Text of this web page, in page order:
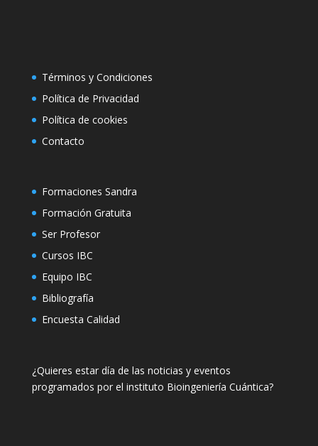
Términos y Condiciones
Política de Privacidad
Polí­tica de cookies
Contacto
Formaciones Sandra
Formación Gratuita
Ser Profesor
Cursos IBC
Equipo IBC
Bibliografía
Encuesta Calidad
¿Quieres estar día de las noticias y eventos
programados por el instituto Bioingeniería Cuántica?